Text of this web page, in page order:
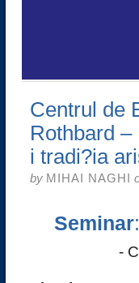
Centrul de
Rothbard –
i tradi?ia
by MIHAI NAGHI
Seminar
-